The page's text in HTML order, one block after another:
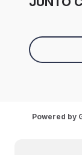
Powered by